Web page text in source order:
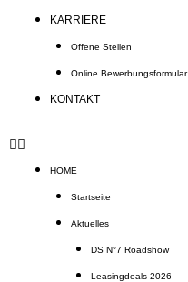
KARRIERE
Offene Stellen
Online Bewerbungsformular
KONTAKT
HOME
Startseite
Aktuelles
DS N°7 Roadshow
Leasingdeals 2026